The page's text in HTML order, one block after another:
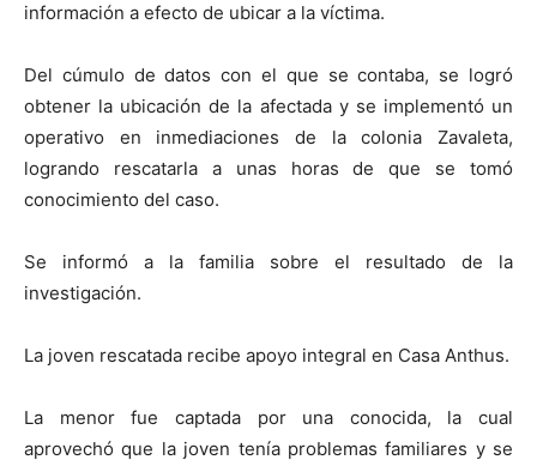
información a efecto de ubicar a la víctima.
Del cúmulo de datos con el que se contaba, se logró
obtener la ubicación de la afectada y se implementó un
operativo en inmediaciones de la colonia Zavaleta,
logrando rescatarla a unas horas de que se tomó
conocimiento del caso.
Se informó a la familia sobre el resultado de la
investigación.
La joven rescatada recibe apoyo integral en Casa Anthus.
La menor fue captada por una conocida, la cual
aprovechó que la joven tenía problemas familiares y se